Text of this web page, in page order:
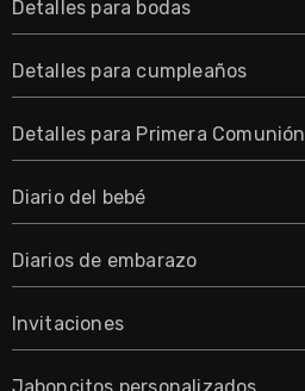
Detalles para bodas
Detalles para cumpleaños
Detalles para Primera Comunión
Diario del bebé
Diarios de embarazo
Invitaciones